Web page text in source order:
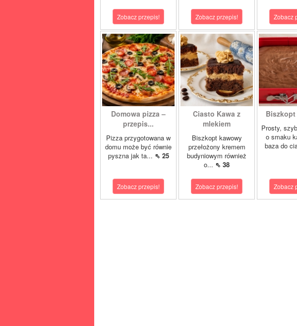
Zobacz przepis! Zobacz przepis! Zobacz
Domowa pizza –
przepis...
Pizza przygotowana w
domu może być równie
pyszna jak ta... ⇖ 25
Zobacz przepis!
Ciasto Kawa z
mlekiem
Biszkopt kawowy
przełożony kremem
budyniowym również
o... ⇖ 38
Zobacz przepis!
Prosty,
o smaku
baza do
Zobacz